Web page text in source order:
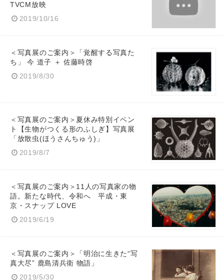
TVCM放映
2019/10/16
＜写真展のご案内＞「覚醒する写真た
ち」 今 道子 ＋ 佐藤時啓
2019/8/30
＜写真展のご案内＞夏休み特別イベン
ト【生物がつくる形のふしぎ】写真展
「放散虫(ほうさんちゅう)」
2019/8/7
＜写真展のご案内＞11人の写真家の物
語。新たな時代、令和へ 平成・東
京・スナップ LOVE
2019/6/19
＜写真展のご案内＞「明治に生きた“写
真大尽” 鹿島清兵衛 物語」
2019/5/30